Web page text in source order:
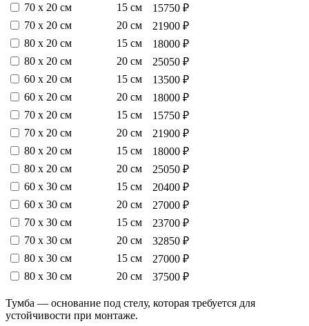
70 х 20 см
15 см
15750 ₽
70 х 20 см
20 см
21900 ₽
80 х 20 см
15 см
18000 ₽
80 х 20 см
20 см
25050 ₽
60 х 20 см
15 см
13500 ₽
60 х 20 см
20 см
18000 ₽
70 х 20 см
15 см
15750 ₽
70 х 20 см
20 см
21900 ₽
80 х 20 см
15 см
18000 ₽
80 х 20 см
20 см
25050 ₽
60 х 30 см
15 см
20400 ₽
60 х 30 см
20 см
27000 ₽
70 х 30 см
15 см
23700 ₽
70 х 30 см
20 см
32850 ₽
80 х 30 см
15 см
27000 ₽
80 х 30 см
20 см 37500 ₽
Тумба — основание под стелу, которая требуется для
устойчивости при монтаже.